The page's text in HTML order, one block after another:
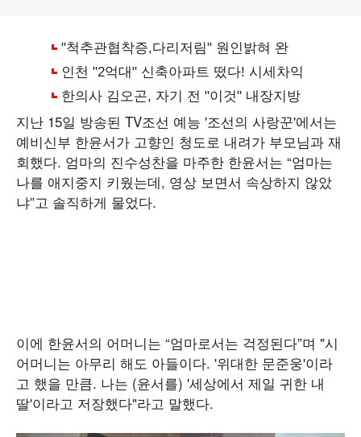
지난 15일 방송된 TV조선 예능 '조선의 사랑꾼'에서는
예비신부 한윤서가 고향인 청도로 내려가 부모님과 재
회했다. 엄마의 진수성찬을 마주한 한윤서는 “엄마는
나를 애지중지 키웠는데, 영상 보면서 속상하지 않았
냐”고 솔직하게 물었다.
이에 한윤서의 어머니는 “엄마로서는 걱정된다”며 "시
어머니는 아무리 해도 아들이다. '위대한 문준웅'이라
고 했을 만큼. 나는 (윤서를) '세상에서 제일 귀한 내
딸'이라고 저장했다"라고 말했다.